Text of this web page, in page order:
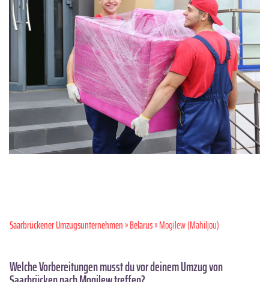
Saarbrückener Umzugsunternehmen»Belarus» Mogilew (Mahiljou)
Welche Vorbereitungen musst du vor deinem Umzug von